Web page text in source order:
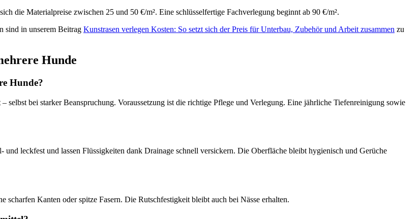
die Materialpreise zwischen 25 und 50 €/m². Eine schlüsselfertige Fachverlegung beginnt ab 90 €/m².
sind in unserem Beitrag Kunstrasen verlegen Kosten: So setzt sich der Preis für Unterbau, Zubehör und Arbeit zusammen zu
Hunde
Hunde?
selbst bei starker Beanspruchung. Voraussetzung ist die richtige Pflege und Verlegung. Eine jährliche Tiefenreinigung sowie
und leckfest und lassen Flüssigkeiten dank Drainage schnell versickern. Die Oberfläche bleibt hygienisch und Gerüche
Kanten oder spitze Fasern. Die Rutschfestigkeit bleibt auch bei Nässe erhalten.